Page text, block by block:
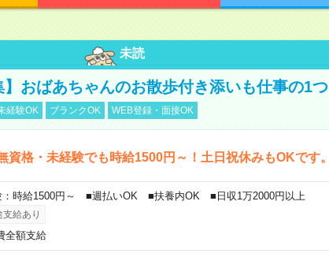
未読
】おばあちゃんのお散歩付き添いも仕事の1つ
経験OK ブランクOK WEB登録・面接OK
格・未経験でも時給1500円～！土日祝休みもOKです。
：時給1500円～ ■週払いOK ■扶養内OK ■日収1万2000円以上
給あり
全額支給